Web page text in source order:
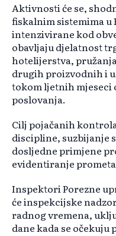
Aktivnosti će se,
fiskalnim sistemima u
intenzivirane kod
obavljaju djelatnost
hotelijerstva,
drugih proizvodnih i
tokom ljetnih mjeseci
poslovanja.
Cilj pojačanih
discipline, suzbijanje
dosljedne primjene
evidentiranje
Inspektori Porezne
će inspekcijske
radnog vremena,
dane kada se očekuju